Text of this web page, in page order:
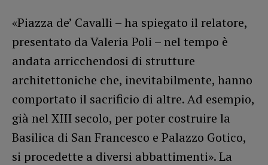
«Piazza de’ Cavalli – ha spiegato il relatore,
presentato da Valeria Poli – nel tempo è
andata arricchendosi di strutture
architettoniche che, inevitabilmente, hanno
comportato il sacrificio di altre. Ad esempio,
già nel XIII secolo, per poter costruire la
Basilica di San Francesco e Palazzo Gotico,
si procedette a diversi abbattimenti». La